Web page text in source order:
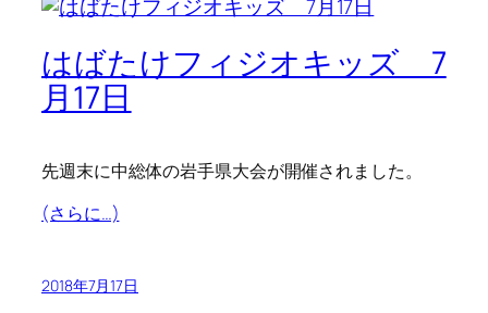
はばたけフィジオキッズ 7
月17日
先週末に中総体の岩手県大会が開催されました。
(さらに…)
2018年7月17日